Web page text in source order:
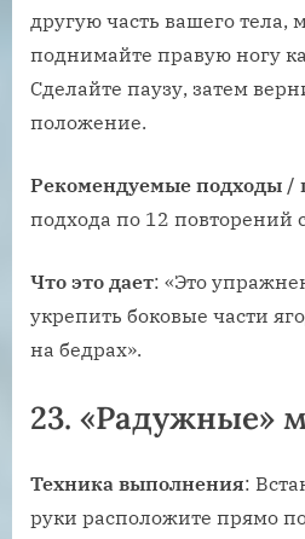
другую часть вашего тела,
поднимайте правую ногу
Сделайте паузу, затем
положение.
Рекомендуемые подходы /
подхода по 12 повторений
Что это дает: «Это
укрепить боковые части
на бедрах».
23. «Радужные»
Техника выполнения:
руки расположите прямо